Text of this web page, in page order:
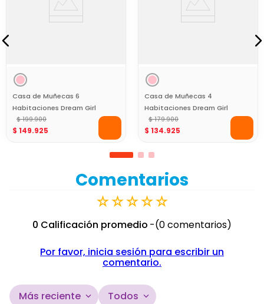
Casa de Muñecas 6
Habitaciones Dream Girl
$ 199.900
$ 149.925
Casa de Muñecas 4
Habitaciones Dream Girl
$ 179.900
$ 134.925
Comentarios
☆☆☆☆☆
0 Calificación promedio
(0 comentarios)
Por favor, inicia sesión para escribir un
comentario.
Más reciente Todos